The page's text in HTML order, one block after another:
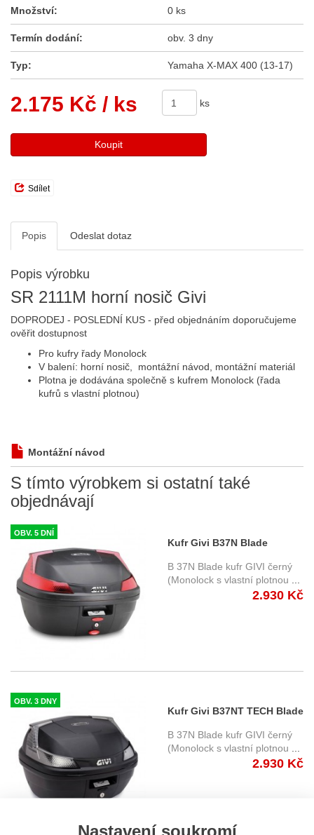
Nastavení soukromí
Množství: 0 ks
Termín dodání: obv. 3 dny
Typ: Yamaha X-MAX 400 (13-17)
2.175 Kč / ks ks
Koupit
Sdílet
Popis Odeslat dotaz
Popis výrobku
SR 2111M horní nosič Givi
DOPRODEJ - POSLEDNÍ KUS - před objednáním doporučujeme
ověřit dostupnost
Pro kufry řady Monolock
V balení: horní nosič, montážní návod, montážní materiál
Plotna je dodávána společně s kufrem Monolock (řada
kufrů s vlastní plotnou)
Montážní návod
S tímto výrobkem si ostatní také
objednávají
OBV. 5 DNÍ
Kufr Givi B37N Blade
B 37N Blade kufr GIVI černý
(Monolock s vlastní plotnou
2.930 Kč
OBV. 3 DNY
Kufr Givi B37NT TECH Blade
B 37N Blade kufr GIVI černý
(Monolock s vlastní plotnou
2.930 Kč